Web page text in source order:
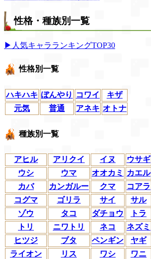
性格・種族別一覧
▶人気キャラランキングTOP30
性格別一覧
ハキハキ ぼんやり コワイ
キザ
元気
普通 アネキ オトナ
種族別一覧
アヒル アリクイ イヌ
ウサギ
ウシ
ウマ オオカミ
カエル
カバ
カンガルー クマ
コアラ
コグマ
ゴリラ サイ
サル
ゾウ
タコ ダチョウ
トラ
トリ
ニワトリ ネコ
ネズミ
ヒツジ
ブタ ペンギン
ヤギ
ライオン
リス ワシ
ワニ